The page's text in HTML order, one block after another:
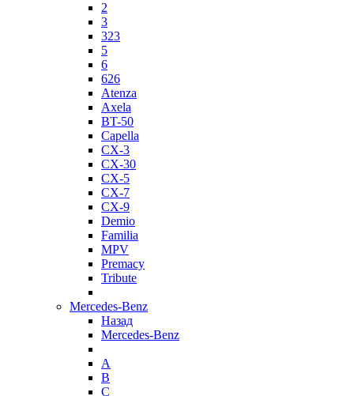
2
3
323
5
6
626
Atenza
Axela
BT-50
Capella
CX-3
CX-30
CX-5
CX-7
CX-9
Demio
Familia
MPV
Premacy
Tribute
Mercedes-Benz
Назад
Mercedes-Benz
A
B
C